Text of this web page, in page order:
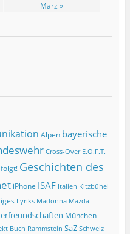
März »
Alpen bayerische
Cross-Over E.O.F.T.
Geschichten des
iPhone ISAF Italien Kitzbühel
Lyriks Madonna Mazda
München
Buch Rammstein SaZ Schweiz